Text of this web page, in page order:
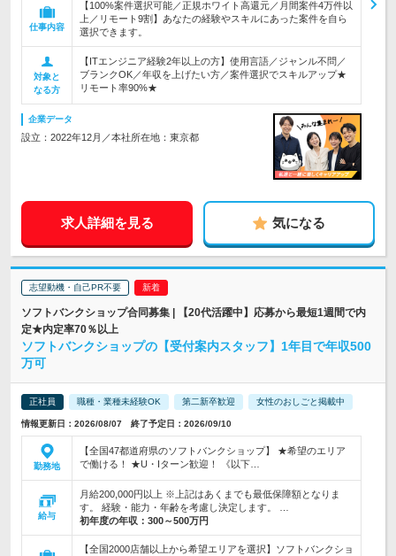
仕事内容
【100%案件選択可能／正規ホワイト高還元／月間案件4万件以
上／リモート9割】あなたの経験やスキルにあった案件を自ら
選択できます。
対象と
なる方
【ITエンジニア経験2年以上の方】使用言語／ジャンル不問／
ブランクOK／年収を上げたい方／案件選択でスキルアップ★
リモート率90%★
企業データ
設立：2022年12月／本社所在地：東京都
求人詳細を見る 気になる
志望動機・自己PR不要
ソフトバンクショップ合同募集 | 【20代活躍中】応募から最短1週間で内
定★内定率70％以上
ソフトバンクショップの【受付案内スタッフ】1年目で年収500
万可
正社員 職種・業種未経験OK 第二新卒歓迎 女性のおしごと掲載中
情報更新日：2026/08/07 終了予定日：2026/09/10
勤務地
【全国47都道府県のソフトバンクショップ】 ★希望のエリア
で働ける！ ★U・Iターン歓迎！ 《以下…
給与
月給200,000円以上 ※上記はあくまでも最低保障額となりま
す。 経験・能力・年齢を考慮し決定します。 …
初年度の年収： 300～500万円
【全国2000店舗以上から希望エリアを選択】ソフトバンクショ